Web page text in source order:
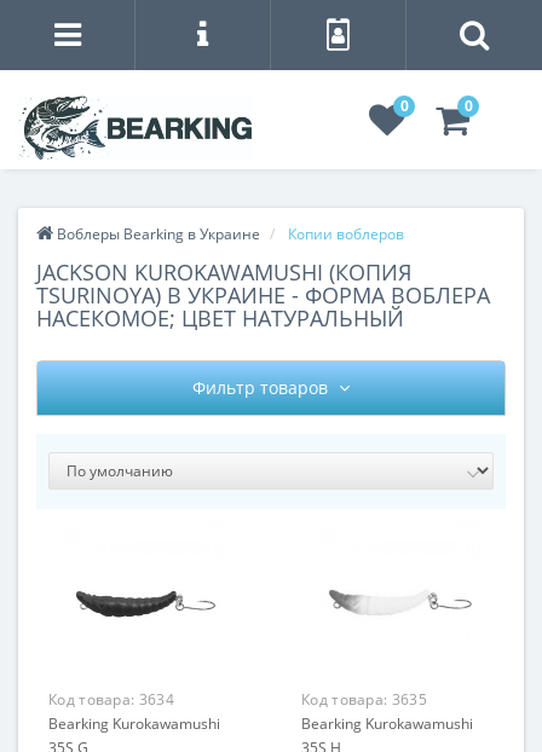
0 0
Воблеры Bearking в Украине Копии воблеров
JACKSON KUROKAWAMUSHI (КОПИЯ
TSURINOYA) В УКРАИНЕ - ФОРМА ВОБЛЕРА
НАСЕКОМОЕ; ЦВЕТ НАТУРАЛЬНЫЙ
Фильтр товаров
Код товара: 3634
Bearking Kurokawamushi
Код товара: 3635
Bearking Kurokawamushi